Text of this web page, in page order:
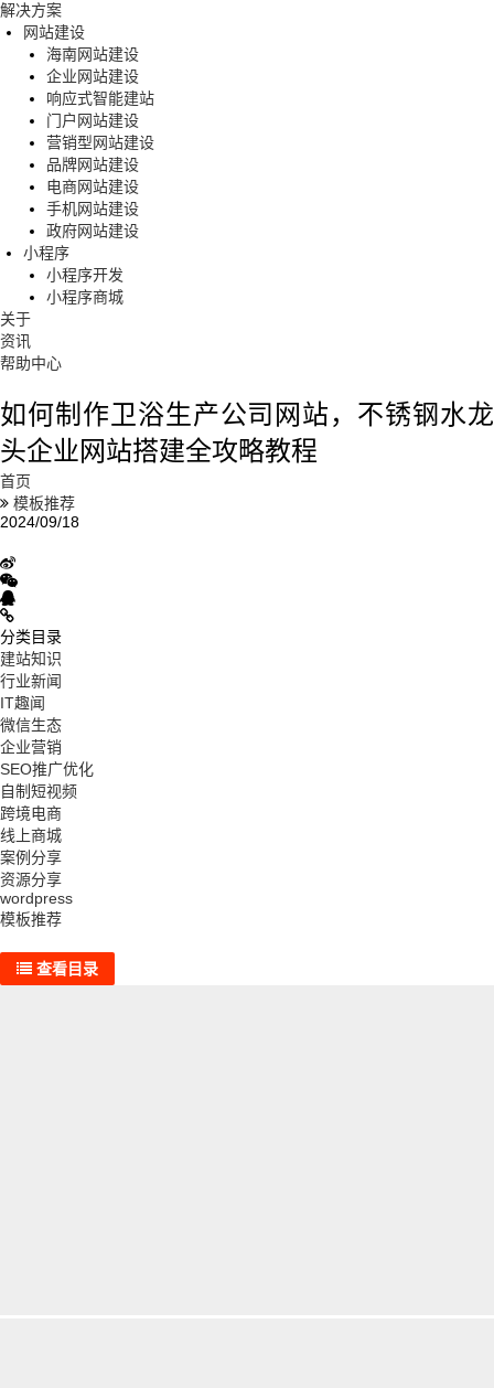
解决方案
网站建设
海南网站建设
企业网站建设
响应式智能建站
门户网站建设
营销型网站建设
品牌网站建设
电商网站建设
手机网站建设
政府网站建设
小程序
小程序开发
小程序商城
关于
资讯
帮助中心
如何制作卫浴生产公司网站，不锈钢水龙
头企业网站搭建全攻略教程
首页
模板推荐
2024/09/18
分类目录
建站知识
行业新闻
IT趣闻
微信生态
企业营销
SEO推广优化
自制短视频
跨境电商
线上商城
案例分享
资源分享
wordpress
模板推荐
查看目录